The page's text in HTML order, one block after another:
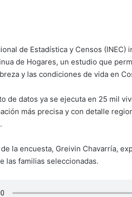
de Estadística y Censos
de Hogares, un estudio que
y las condiciones de vida en
de datos ya se ejecuta en 25 mil
más precisa y con detalle
la encuesta, Greivin Chavarría,
las familias seleccionadas.